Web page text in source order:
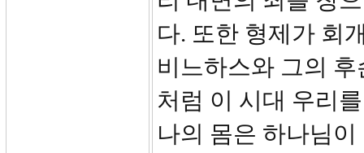
다. 또한 형제가 회
비느하스와 그의
처럼 이 시대 우리
나의 몸은 하나님